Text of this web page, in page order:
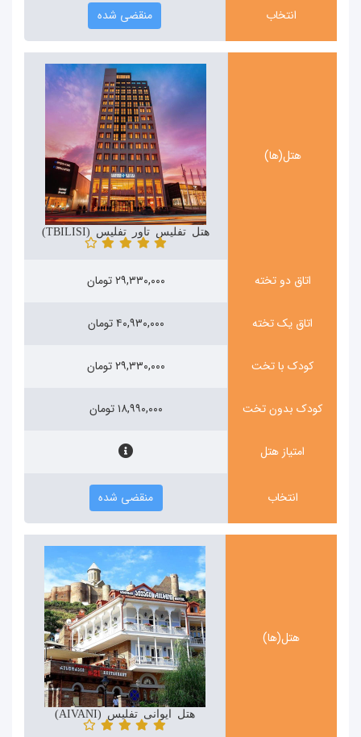
انتخاب منقضی شده
هتل(ها)
هتل تفلیس تاور تفلیس (TBILISI)
اتاق دو تخته ۲۹,۳۳۰,۰۰۰ تومان
اتاق یک تخته ۴۰,۹۳۰,۰۰۰ تومان
کودک با تخت ۲۹,۳۳۰,۰۰۰ تومان
کودک بدون تخت ۱۸,۹۹۰,۰۰۰ تومان
امتیاز هتل
انتخاب منقضی شده
هتل(ها)
هتل ایوانی تفلیس (AIVANI)